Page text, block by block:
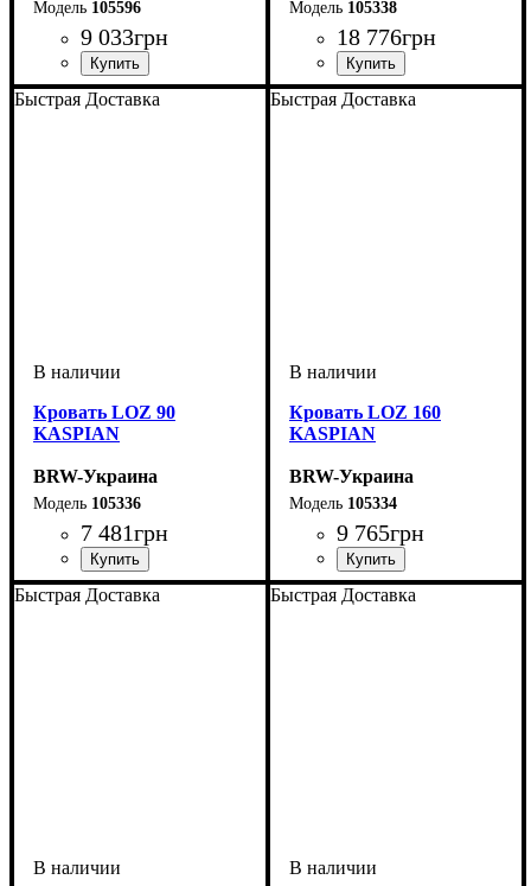
105596
9 033грн
105338
18 776грн
Быстрая Доставка
Кровать LOZ 90
KASPIAN
BRW-Украина
105336
7 481грн
Быстрая Доставка
Кровать LOZ 160
KASPIAN
BRW-Украина
105334
9 765грн
Быстрая Доставка Быстрая Доставка